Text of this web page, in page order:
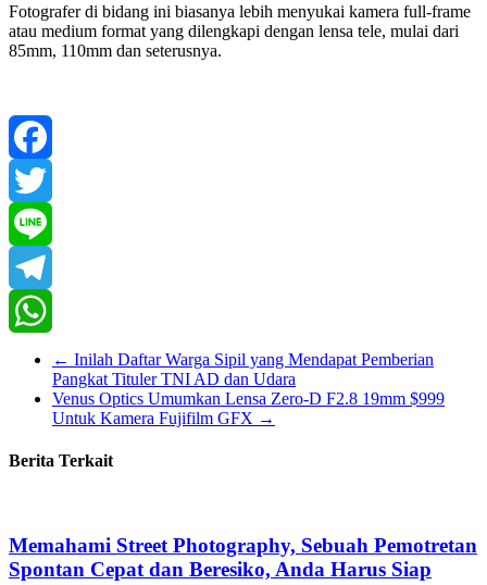
Fotografer di bidang ini biasanya lebih menyukai kamera full-frame
atau medium format yang dilengkapi dengan lensa tele, mulai dari
85mm, 110mm dan seterusnya.
Facebook
Twitter
Line
Telegram
WhatsApp
← Inilah Daftar Warga Sipil yang Mendapat Pemberian
Pangkat Tituler TNI AD dan Udara
Venus Optics Umumkan Lensa Zero-D F2.8 19mm $999
Untuk Kamera Fujifilm GFX →
Berita Terkait
Memahami Street Photography, Sebuah Pemotretan
Spontan Cepat dan Beresiko, Anda Harus Siap